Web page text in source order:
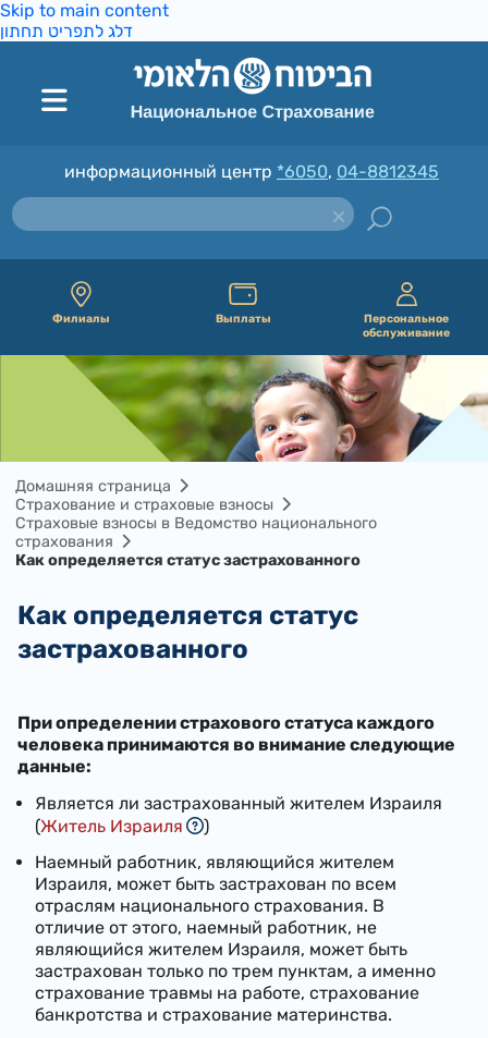
Skip to main content
דלג לתפריט תחתון
информационный центр *6050, 04-8812345
Филиалы Выплаты
Персональное
обслуживание
Домашняя страница
Cтрахование и страховые взносы
Страховые взносы в Ведомство национального
страхования
Как определяется статус застрахованного
Как определяется статус
застрахованного
При определении страхового статуса каждого
человека принимаются во внимание следующие
данные:
Является ли застрахованный жителем Израиля
(Житель Израиля
)
Наемный работник, являющийся жителем
Израиля, может быть застрахован по всем
отраслям национального страхования. В
отличие от этого, наемный работник, не
являющийся жителем Израиля, может быть
застрахован только по трем пунктам, а именно
страхование травмы на работе, страхование
банкротства и страхование материнства.